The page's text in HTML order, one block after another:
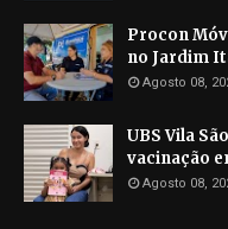
Procon
no Jardim
Agosto 08,
UBS Vila
vacinação
Agosto 08,